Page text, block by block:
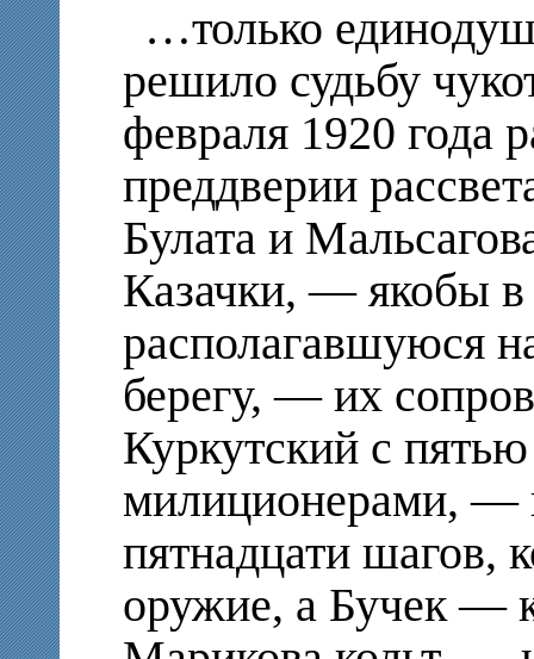
…только
решило судьбу
февраля 1920 года
преддверии
Булата и
Казачки, — якобы
располагавшуюся
берегу, — их
Куркутский с
милиционерами, —
пятнадцати шагов,
оружие, а Бучек —